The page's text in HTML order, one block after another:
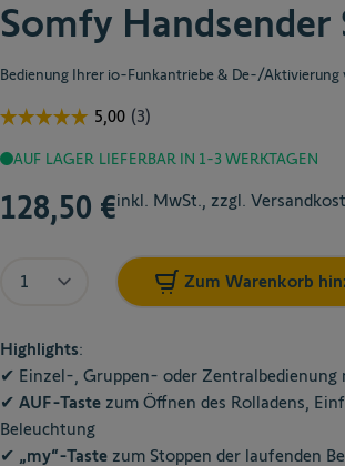
Somfy
Bedienung Ihrer io-Funkantriebe & De-/
AUF LAGER LIEFERBAR IN 1-3 WERKTAGEN
128,50 €inkl. MwSt., zzgl.
Zum Warenkorb
Highlights:
✔ Einzel-, Gruppen- oder Zentralbedienung
✔ AUF-Taste zum Öffnen des Rolladens,
Beleuchtung
✔ „my“-Taste zum Stoppen der laufenden